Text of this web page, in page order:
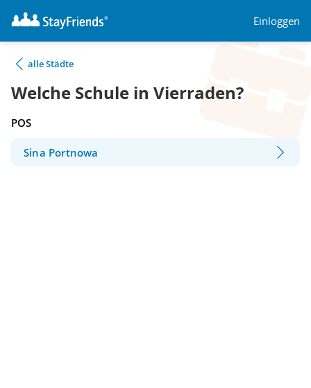
Einloggen
alle Städte
Welche Schule in Vierraden?
POS
Sina Portnowa